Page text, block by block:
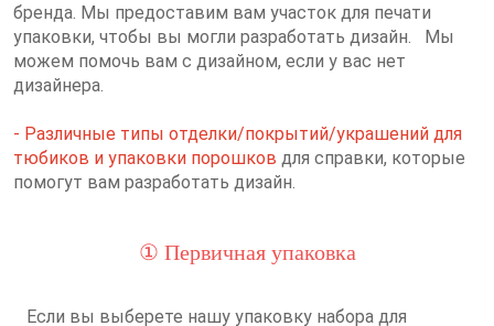
бренда. Мы предоставим вам участок для печати
упаковки, чтобы вы могли разработать дизайн. Мы
можем помочь вам с дизайном, если у вас нет
дизайнера.
- Различные типы отделки/покрытий/украшений для
тюбиков и упаковки порошков для справки, которые
помогут вам разработать дизайн.
① Первичная упаковка
Если вы выберете нашу упаковку набора для